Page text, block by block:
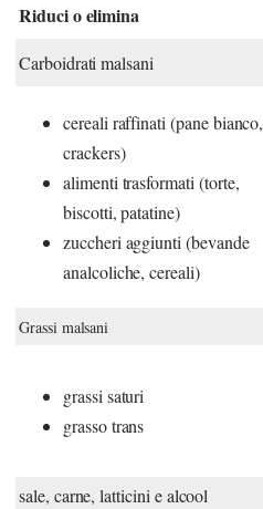
Riduci o elimina
Carboidrati malsani
cereali raffinati (pane bianco,
crackers)
alimenti trasformati (torte,
biscotti, patatine)
zuccheri aggiunti (bevande
analcoliche, cereali)
Grassi malsani
grassi saturi
grasso trans
sale, carne, latticini e alcool